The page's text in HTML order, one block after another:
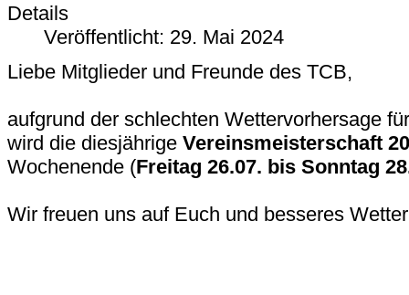
Details
Veröffentlicht: 29. Mai 2024
Liebe Mitglieder und Freunde des TCB,
aufgrund der schlechten Wettervorhersage
wird die diesjährige Vereinsmeisterschaft
Wochenende (Freitag 26.07. bis Sonntag
Wir freuen uns auf Euch und besseres